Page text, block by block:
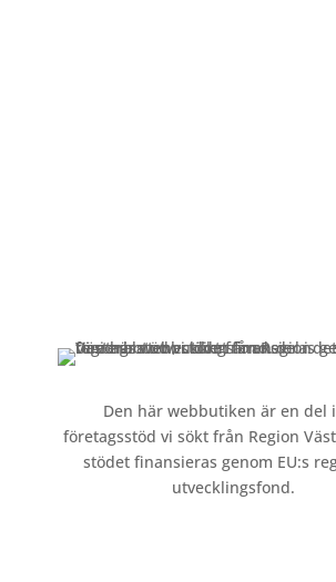
Den här webbutiken är en del
företagsstöd vi sökt från Region
stödet finansieras genom EU:s
utvecklingsfond.